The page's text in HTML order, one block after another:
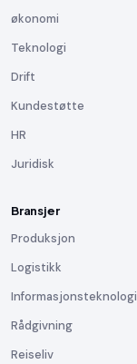
økonomi
Teknologi
Drift
Kundestøtte
HR
Juridisk
Bransjer
Produksjon
Logistikk
Informasjonsteknologi
Rådgivning
Reiseliv